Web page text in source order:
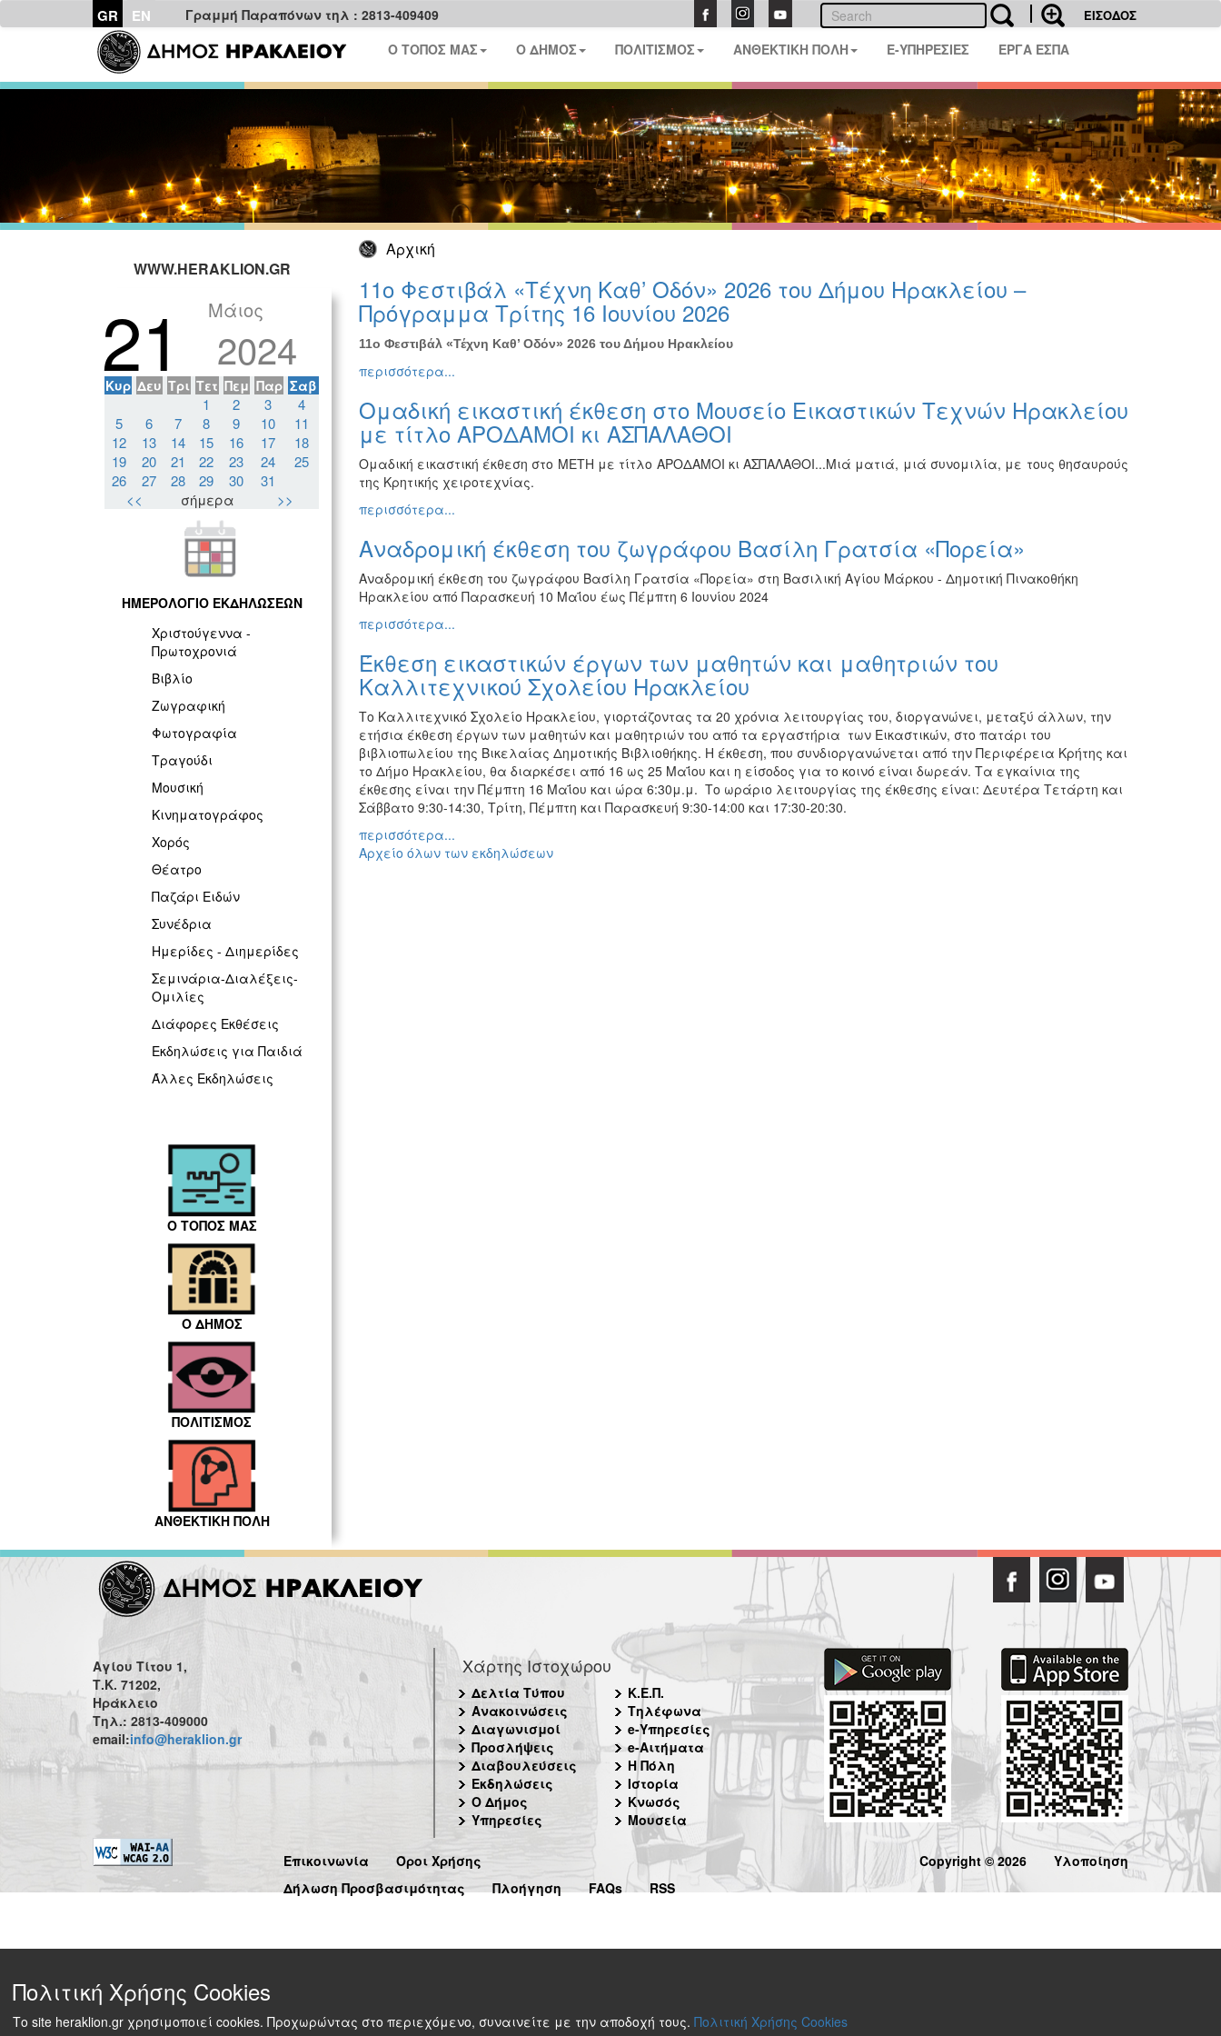
GR EN Γραμμή Παραπόνων τηλ : 2813-409409 ΕΙΣΟΔΟΣ
Ο ΤΟΠΟΣ ΜΑΣ Ο ΔΗΜΟΣ ΠΟΛΙΤΙΣΜΟΣ ΑΝΘΕΚΤΙΚΗ ΠΟΛΗ E-ΥΠΗΡΕΣΙΕΣ ΕΡΓΑ ΕΣΠΑ
Αρχική
WWW.HERAKLION.GR
21 Μάιος
2024
Κυρ Δευ Τρι Τετ Πεμ Παρ Σαβ
1 2 3
4
5
6 7 8 9 10
11
12
13 14 15 16 17
18
19
20 21 22 23 24
25
26
27 28 29 30
31
<<
σήμερα >>
ΗΜΕΡΟΛΟΓΙΟ ΕΚΔΗΛΩΣΕΩΝ
Χριστούγεννα -
Πρωτοχρονιά
Βιβλίο
Ζωγραφική
Φωτογραφία
Τραγούδι
Μουσική
Κινηματογράφος
Χορός
Θέατρο
Παζάρι Ειδών
Συνέδρια
Ημερίδες - Διημερίδες
Σεμινάρια-Διαλέξεις-
Ομιλίες
Διάφορες Εκθέσεις
Εκδηλώσεις για Παιδιά
Άλλες Εκδηλώσεις
Ο ΤΟΠΟΣ ΜΑΣ
Ο ΔΗΜΟΣ
ΠΟΛΙΤΙΣΜΟΣ
ΑΝΘΕΚΤΙΚΗ ΠΟΛΗ
11ο Φεστιβάλ «Τέχνη Καθ’ Οδόν» 2026 του Δήμου Ηρακλείου –
Πρόγραμμα Τρίτης 16 Ιουνίου 2026
11ο Φεστιβάλ «Τέχνη Καθ’ Οδόν» 2026 του Δήμου Ηρακλείου
περισσότερα...
Ομαδική εικαστική έκθεση στο Μουσείο Εικαστικών Τεχνών Ηρακλείου
με τίτλο ΑΡΟΔΑΜΟΙ κι ΑΣΠΑΛΑΘΟΙ
Ομαδική εικαστική έκθεση στο ΜΕΤΗ με τίτλο ΑΡΟΔΑΜΟΙ κι ΑΣΠΑΛΑΘΟΙ...Μιά ματιά, μιά συνομιλία, με τους θησαυρούς
της Κρητικής χειροτεχνίας.
περισσότερα...
Αναδρομική έκθεση του ζωγράφου Βασίλη Γρατσία «Πορεία»
Αναδρομική έκθεση του ζωγράφου Βασίλη Γρατσία «Πορεία» στη Βασιλική Αγίου Μάρκου - Δημοτική Πινακοθήκη
Ηρακλείου από Παρασκευή 10 Μαΐου έως Πέμπτη 6 Ιουνίου 2024
περισσότερα...
Έκθεση εικαστικών έργων των μαθητών και μαθητριών του
Καλλιτεχνικού Σχολείου Ηρακλείου
Το Καλλιτεχνικό Σχολείο Ηρακλείου, γιορτάζοντας τα 20 χρόνια λειτουργίας του, διοργανώνει, μεταξύ άλλων, την
ετήσια έκθεση έργων των μαθητών και μαθητριών του από τα εργαστήρια των Εικαστικών, στο πατάρι του
βιβλιοπωλείου της Βικελαίας Δημοτικής Βιβλιοθήκης. Η έκθεση, που συνδιοργανώνεται από την Περιφέρεια Κρήτης και
το Δήμο Ηρακλείου, θα διαρκέσει από 16 ως 25 Μαΐου και η είσοδος για το κοινό είναι δωρεάν. Τα εγκαίνια της
έκθεσης είναι την Πέμπτη 16 Μαΐου και ώρα 6:30μ.μ. Το ωράριο λειτουργίας της έκθεσης είναι: Δευτέρα Τετάρτη και
Σάββατο 9:30-14:30, Τρίτη, Πέμπτη και Παρασκευή 9:30-14:00 και 17:30-20:30.
περισσότερα...
Αρχείο όλων των εκδηλώσεων
Αγίου Τίτου 1,
Τ.Κ. 71202,
Ηράκλειο
Τηλ.: 2813-409000
email:info@heraklion.gr
Χάρτης Ιστοχώρου
Δελτία Τύπου
Ανακοινώσεις
Διαγωνισμοί
Προσλήψεις
Διαβουλεύσεις
Εκδηλώσεις
Ο Δήμος
Υπηρεσίες
Κ.Ε.Π.
Τηλέφωνα
e-Υπηρεσίες
e-Αιτήματα
Η Πόλη
Ιστορία
Κνωσός
Μουσεία
Επικοινωνία
Όροι Χρήσης
Δήλωση Προσβασιμότητας
Πλοήγηση FAQs RSS
Copyright © 2026 Υλοποίηση
Πολιτική Χρήσης Cookies
Το site heraklion.gr χρησιμοποιεί cookies. Προχωρώντας στο περιεχόμενο, συναινείτε με την αποδοχή τους. Πολιτική Χρήσης Cookies